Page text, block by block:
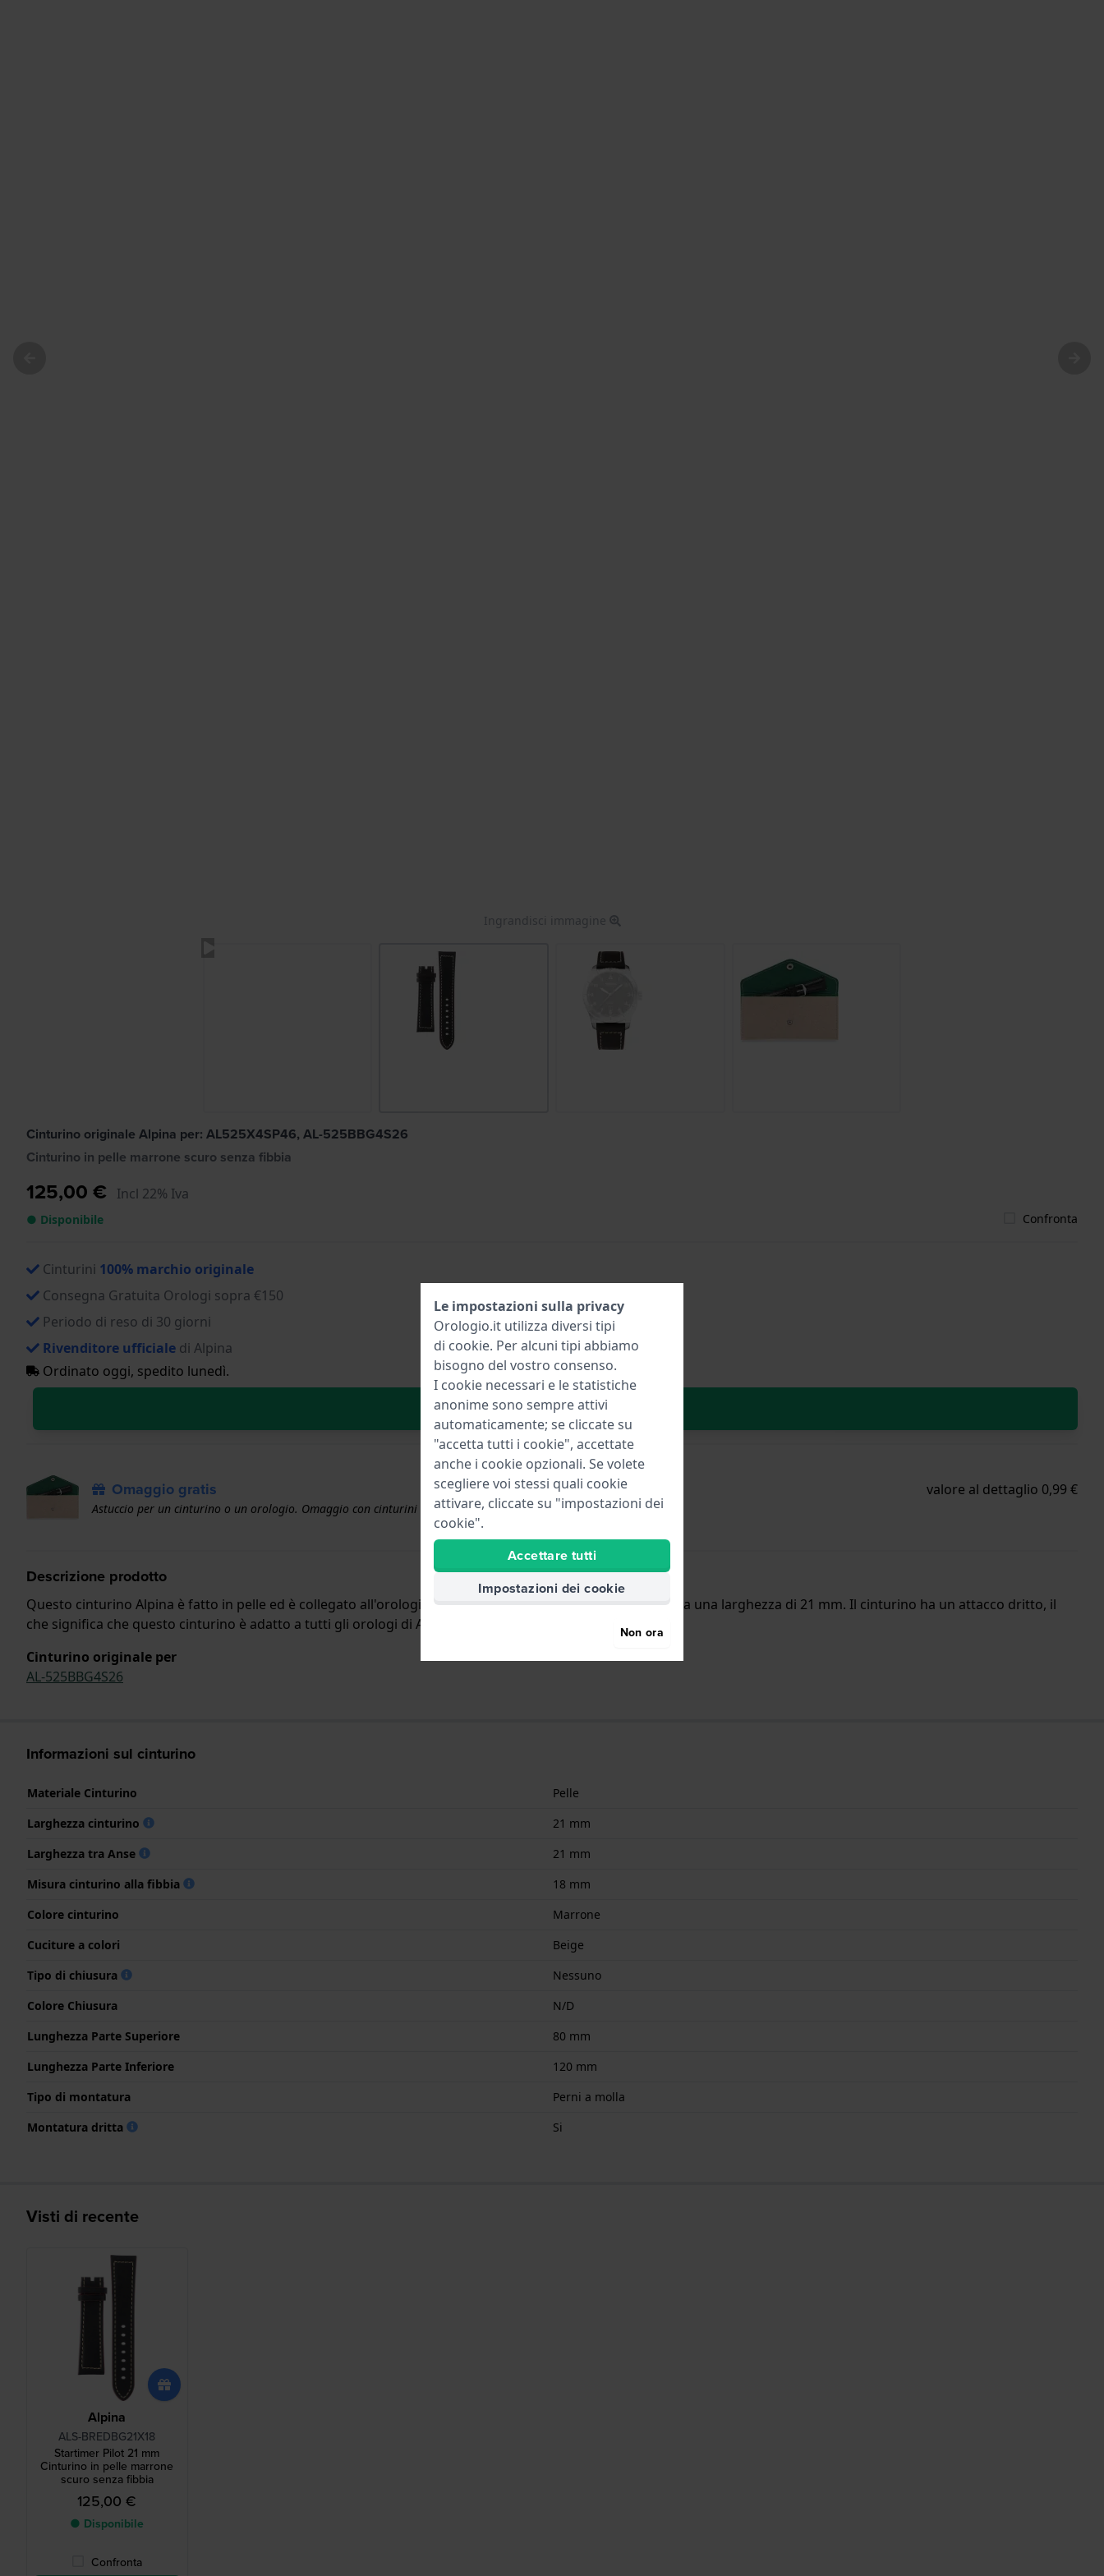
Ingrandisci immagine
Cinturino originale Alpina per: AL525X4SP46, AL-525BBG4S26
Cinturino in pelle marrone scuro senza fibbia
125,00 € Incl 22% Iva
● Disponibile Confronta
Cinturini 100% marchio originale
Consegna Gratuita Orologi sopra €150
Periodo di reso di 30 giorni
Rivenditore ufficiale di Alpina
Ordinato oggi, spedito lunedì.
Aggiungi al carrello
Omaggio gratis valore al dettaglio 0,99 €
Astuccio per un cinturino o un orologio. Omaggio con cinturini superiori a € 50
Descrizione prodotto
Questo cinturino Alpina è fatto in pelle ed è collegato all'orologio per mezzo di perni a molla. Il cinturino ha una larghezza di 21 mm. Il cinturino ha un attacco dritto, il
che significa che questo cinturino è adatto a tutti gli orologi di Alpina con attacco dritto.
Cinturino originale per
AL-525BBG4S26
Informazioni sul cinturino
Materiale Cinturino
Pelle
Larghezza cinturino
21 mm
Larghezza tra Anse
21 mm
Misura cinturino alla fibbia
18 mm
Colore cinturino
Marrone
Cuciture a colori
Beige
Tipo di chiusura
Nessuno
Colore Chiusura
N/D
Lunghezza Parte Superiore
80 mm
Lunghezza Parte Inferiore
120 mm
Tipo di montatura
Perni a molla
Montatura dritta
Si
Visti di recente
Alpina
ALS-BREDBG21X18
Startimer Pilot 21 mm
Cinturino in pelle marrone
scuro senza fibbia
125,00 €
● Disponibile
Confronta
Le impostazioni sulla privacy
Orologio.it utilizza diversi tipi
di cookie. Per alcuni tipi abbiamo
bisogno del vostro consenso.
I cookie necessari e le statistiche
anonime sono sempre attivi
automaticamente; se cliccate su
"accetta tutti i cookie", accettate
anche i cookie opzionali. Se volete
scegliere voi stessi quali cookie
attivare, cliccate su "impostazioni dei
cookie".
Accettare tutti
Impostazioni dei cookie
Non ora